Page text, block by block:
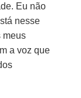
Eu não
nesse
meus
a voz que